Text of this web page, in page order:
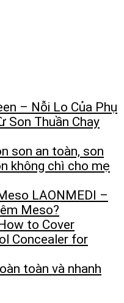
– Nỗi Lo Của Phụ
Son Thuần Chay
son an toàn, son
không chì cho mẹ
LAONMEDI –
Meso?
to Cover
Concealer for
toàn và nhanh